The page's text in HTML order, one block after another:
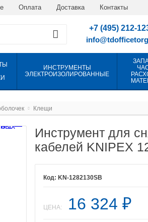
Оплата Доставка Контакты
+7 (495) 212-
ИНСТРУМЕНТЫ
ЭЛЕКТРОИЗОЛИРОВАННЫЕ
Клещи
Инструмент для
кабелей KNIPEX
KN-1282130SB
ЦЕНА: 16 324 ₽